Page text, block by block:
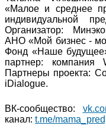
«Малое и среднее
индивидуальной
Организатор:
АНО «Мой бизнес -
Фонд «Наше
партнер: компания
Партнеры проекта:
iDialogue.
ВК-сообщество:
канал: t.me/